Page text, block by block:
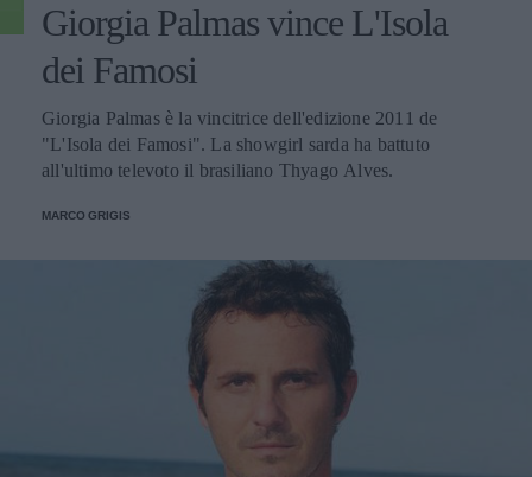
Giorgia Palmas vince L'Isola
dei Famosi
Giorgia Palmas è la vincitrice dell'edizione 2011 de
"L'Isola dei Famosi". La showgirl sarda ha battuto
all'ultimo televoto il brasiliano Thyago Alves.
MARCO GRIGIS